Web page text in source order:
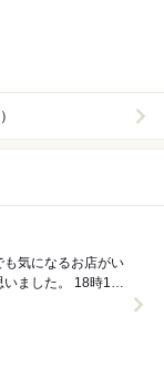
気になるお店がい
。 18時15